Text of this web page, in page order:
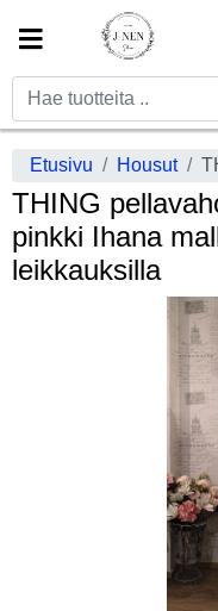
Etusivu Housut
THING
pinkki Ihana
leikkauksilla